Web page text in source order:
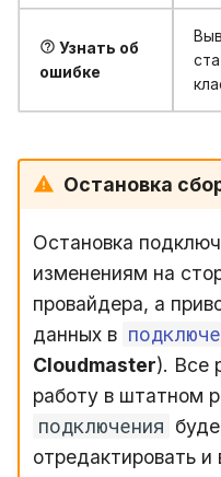
Узнать об
ошибке
Остановка
Остановка
изменениям на
провайдера, а
данных в
Cloudmaster). Все
работу в штатном
подключения
отредактировать и